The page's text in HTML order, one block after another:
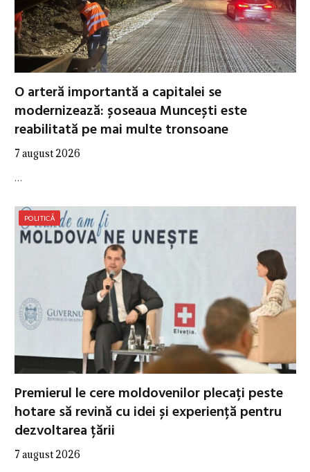
O arteră importantă a capitalei se
modernizează: șoseaua Muncești este
reabilitată pe mai multe tronsoane
7 august 2026
…
POLITICĂ
Premierul le cere moldovenilor plecați peste
hotare să revină cu idei și experiență pentru
dezvoltarea țării
7 august 2026